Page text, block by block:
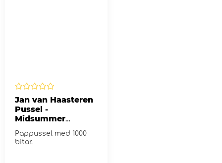
Jan van Haasteren
Pussel -
Midsummer
Festival 1000 Bitar
Pappussel med 1000
bitar.